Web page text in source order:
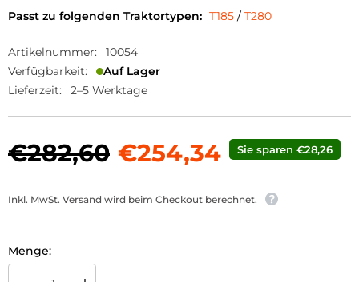
Passt zu folgenden Traktortypen: T185 / T280
Artikelnummer:
10054
Verfügbarkeit:
Auf Lager
Lieferzeit:
2–5 Werktage
€282,60 €254,34 Sie sparen €28,26
Inkl. MwSt. Versand wird beim Checkout berechnet.
Menge: